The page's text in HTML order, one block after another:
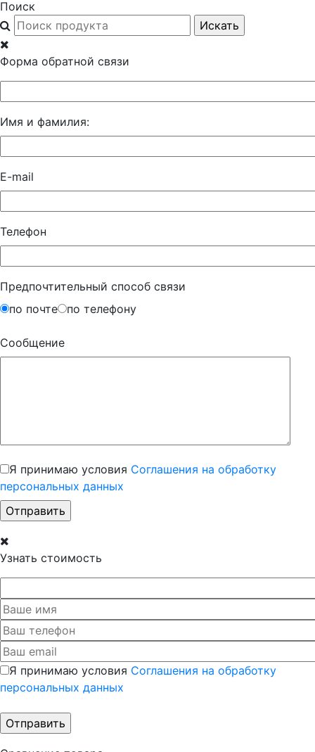
Поиск
Форма обратной связи
Имя и фамилия:
E-mail
Телефон
Предпочтительный способ связи
по почте
по телефону
Сообщение
Я принимаю условия Соглашения на обработку
персональных данных
Узнать стоимость
Я принимаю условия Соглашения на обработку
персональных данных